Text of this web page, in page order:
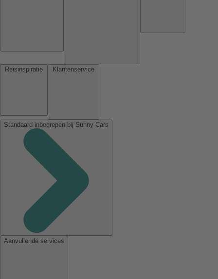
Standaard inbegrepen bij Sunny Cars
Aanvullende services